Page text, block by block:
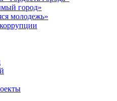
город»
молодежь»